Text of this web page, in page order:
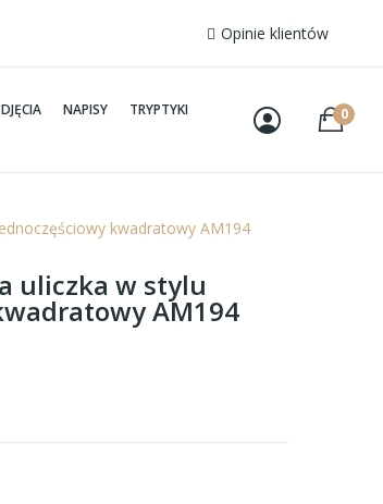
Opinie klientów
NAPISY
TRYPTYKI
0
kwadratowy AM194
uliczka w stylu
AM194